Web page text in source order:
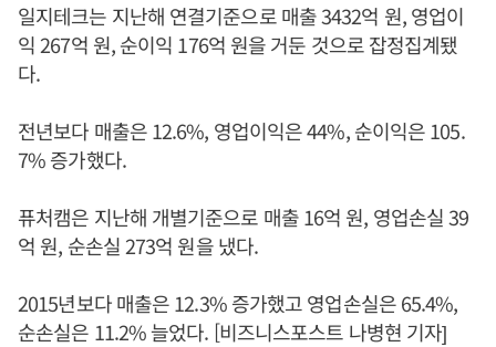
일지테크는 지난해 연결기준으로 매출 3432억 원, 영업이
익 267억 원, 순이익 176억 원을 거둔 것으로 잡정집계됐
다.
전년보다 매출은 12.6%, 영업이익은 44%, 순이익은 105.
7% 증가했다.
퓨처캠은 지난해 개별기준으로 매출 16억 원, 영업손실 39
억 원, 순손실 273억 원을 냈다.
2015년보다 매출은 12.3% 증가했고 영업손실은 65.4%,
순손실은 11.2% 늘었다. [비즈니스포스트 나병현 기자]